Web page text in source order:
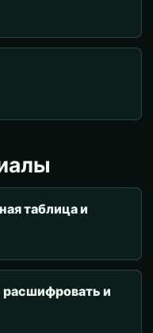
таблица и
и